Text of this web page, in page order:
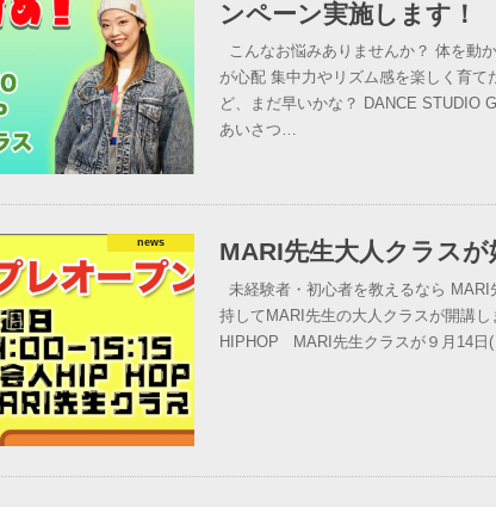
ンペーン実施します！
こんなお悩みありませんか？ 体を動
が心配 集中力やリズム感を楽しく育て
ど、まだ早いかな？ DANCE STUDIO
あいさつ…
news MARI先生大人クラス
未経験者・初心者を教えるなら
持してMARI先生の大人クラスが開講
HIPHOP MARI先生クラスが９月14日(